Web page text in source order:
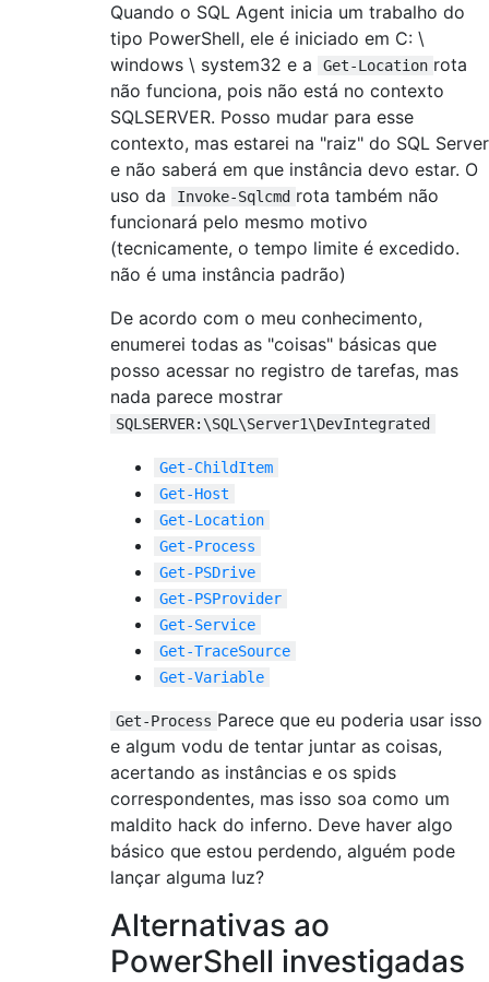
Quando o SQL Agent inicia um trabalho do
tipo PowerShell, ele é iniciado em C: \
windows \ system32 e a
Get-Location rota
não funciona, pois não está no contexto
SQLSERVER. Posso mudar para esse
contexto, mas estarei na "raiz" do SQL Server
e não saberá em que instância devo estar. O
uso da
Invoke-Sqlcmd rota também não
funcionará pelo mesmo motivo
(tecnicamente, o tempo limite é excedido.
não é uma instância padrão)
De acordo com o meu conhecimento,
enumerei todas as "coisas" básicas que
posso acessar no registro de tarefas, mas
nada parece mostrar
SQLSERVER:\SQL\Server1\DevIntegrated
Get-ChildItem
Get-Host
Get-Location
Get-Process
Get-PSDrive
Get-PSProvider
Get-Service
Get-TraceSource
Get-Variable
Get-Process Parece que eu poderia usar isso
e algum vodu de tentar juntar as coisas,
acertando as instâncias e os spids
correspondentes, mas isso soa como um
maldito hack do inferno. Deve haver algo
básico que estou perdendo, alguém pode
lançar alguma luz?
Alternativas ao
PowerShell investigadas